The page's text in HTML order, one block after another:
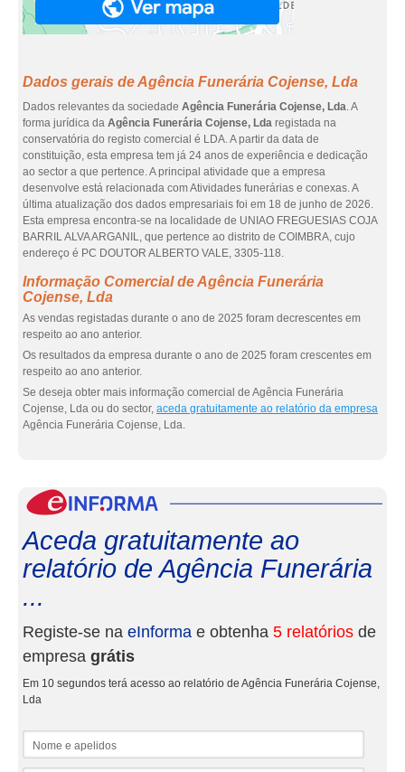
Dados gerais de Agência Funerária Cojense, Lda
Dados relevantes da sociedade Agência Funerária Cojense, Lda. A
forma jurídica da Agência Funerária Cojense, Lda registada na
conservatória do registo comercial é LDA. A partir da data de
constituição, esta empresa tem já 24 anos de experiência e dedicação
ao sector a que pertence. A principal atividade que a empresa
desenvolve está relacionada com Atividades funerárias e conexas. A
última atualização dos dados empresariais foi em 18 de junho de 2026.
Esta empresa encontra-se na localidade de UNIAO FREGUESIAS COJA
BARRIL ALVA ARGANIL, que pertence ao distrito de COIMBRA, cujo
endereço é PC DOUTOR ALBERTO VALE, 3305-118.
Informação Comercial de Agência Funerária
Cojense, Lda
As vendas registadas durante o ano de 2025 foram decrescentes em
respeito ao ano anterior.
Os resultados da empresa durante o ano de 2025 foram crescentes em
respeito ao ano anterior.
Se deseja obter mais informação comercial de Agência Funerária
Cojense, Lda ou do sector, aceda gratuitamente ao relatório da empresa
Agência Funerária Cojense, Lda.
Aceda gratuitamente ao
relatório de Agência Funerária
...
Registe-se na eInforma e obtenha 5 relatórios de
empresa grátis
Em 10 segundos terá acesso ao relatório de Agência Funerária Cojense,
Lda